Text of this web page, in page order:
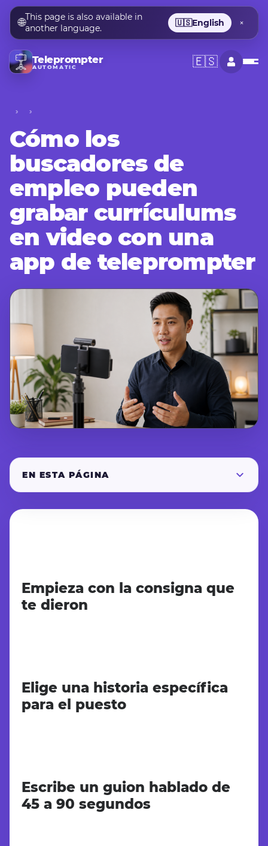
🌐This page is also available in
another language.
🇺🇸English ×
Teleprompter
AUTOMATIC 🇪🇸
Cómo los
buscadores de
empleo pueden
grabar currículums
en video con una
app de teleprompter
EN ESTA PÁGINA
Empieza con la consigna que
te dieron
Elige una historia específica
para el puesto
Escribe un guion hablado de
45 a 90 segundos